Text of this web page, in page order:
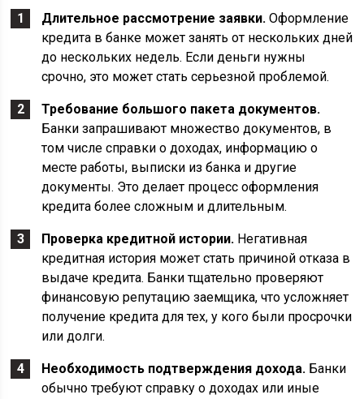
Длительное рассмотрение заявки. Оформление
кредита в банке может занять от нескольких дней
до нескольких недель. Если деньги нужны
срочно, это может стать серьезной проблемой.
Требование большого пакета документов.
Банки запрашивают множество документов, в
том числе справки о доходах, информацию о
месте работы, выписки из банка и другие
документы. Это делает процесс оформления
кредита более сложным и длительным.
Проверка кредитной истории. Негативная
кредитная история может стать причиной отказа в
выдаче кредита. Банки тщательно проверяют
финансовую репутацию заемщика, что усложняет
получение кредита для тех, у кого были просрочки
или долги.
Необходимость подтверждения дохода. Банки
обычно требуют справку о доходах или иные